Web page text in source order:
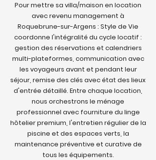
Pour mettre sa villa/maison en location
avec revenu management à
Roquebrune-sur-Argens : Style de Vie
coordonne l'intégralité du cycle locatif :
gestion des réservations et calendriers
multi-plateformes, communication avec
les voyageurs avant et pendant leur
séjour, remise des clés avec état des lieux
d'entrée détaillé. Entre chaque location,
nous orchestrons le ménage
professionnel avec fourniture du linge
hôtelier premium, l'entretien régulier de la
piscine et des espaces verts, la
maintenance préventive et curative de
tous les équipements.